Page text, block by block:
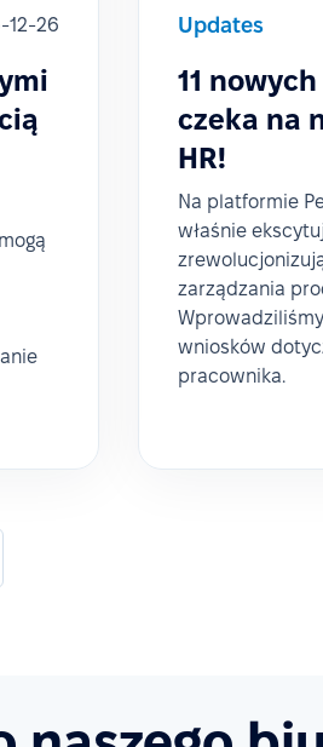
12-26 Updates
11
czeka na
HR!
Na platformie
właśnie
zarządzania
wniosków
pracownika.